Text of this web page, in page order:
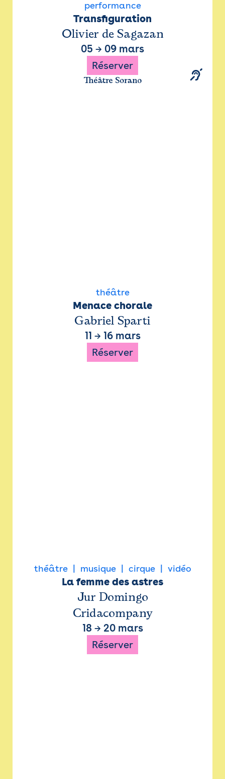
performance
Transfiguration
Olivier de Sagazan
05 → 09 mars
Réserver
Théâtre Sorano
théâtre
Menace chorale
Gabriel Sparti
11 → 16 mars
Réserver
théâtre musique cirque vidéo
La femme des astres
Jur Domingo
Cridacompany
18 → 20 mars
Réserver